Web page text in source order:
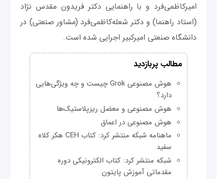
امیرکاظمی‌فرد و با راهنمایی دکتر فریدون مقدس نژاد
(استاد راهنما) و دکتر شعله‌کاظمی‌فرد (مشاور صنعتی) در
دانشگاه صنعتی امیرکبیر اجرایی شده است.
مطالب پربازدید
هوش مصنوعی Grok چیست و چه ویژگی‌هایی
دارد؟
هوش مصنوعی و معضل ریزپلاستیک‌ها
هوش مصنوعی در اعماق
ماهنامه شبکه منتشر کرد: کتاب CEH هکر کلاه
سفید
شبکه منتشر کرد: کتاب الکترونیکی دوره
مقدماتی آموزش پایتون